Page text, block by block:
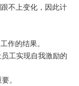
不上变化，因此计
作的结果。
工实现自我激励的
。